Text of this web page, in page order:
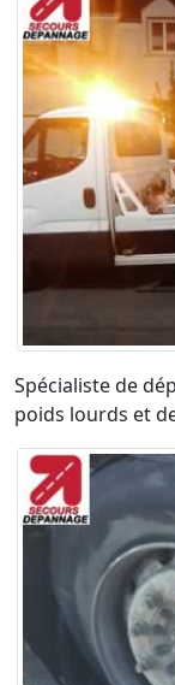
Spécialiste de
poids lourds et